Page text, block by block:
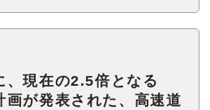
、現在の2.5倍となる
画が発表された、高速道